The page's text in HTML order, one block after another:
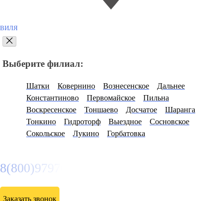
ВИЛЯ
Выберите филиал:
Шатки Ковернино Вознесенское
Дальнее
Константиново
Первомайское
Пильна
Воскресенское
Тоншаево Досчатое
Шаранга
Тонкино
Гидроторф Выездное
Сосновское
Сокольское
Лукино Горбатовка
8(800)9797043
Заказать звонок